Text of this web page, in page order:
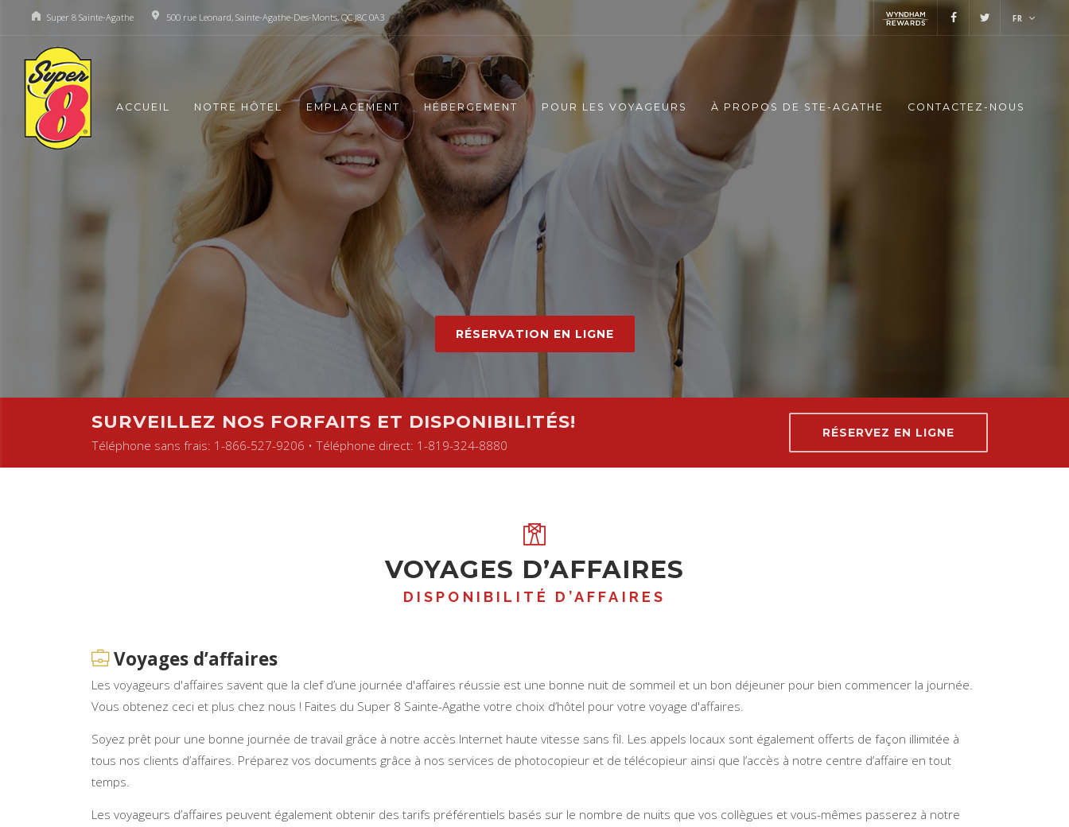
Super 8 Sainte-Agathe 500 rue Leonard, Sainte-Agathe-Des-Monts, QC J8C 0A3 FR
ACCUEIL NOTRE HÔTEL EMPLACEMENT HÉBERGEMENT POUR LES VOYAGEURS À PROPOS DE STE-AGATHE CONTACTEZ-NOUS
SU E R 8 SA N - AG E
otremaisonloindevo re
R s i:
1-866-527-9206
RÉSERVATION EN LIGNE
SURVEILLEZ NOS FORFAITS ET DISPONIBILITÉS!
Téléphone sans frais: 1-866-527-9206 • Téléphone direct: 1-819-324-8880
RÉSERVEZ EN LIGNE
VOYAGES D’AFFAIRES
DISPONIBILITÉ D’AFFAIRES
Voyages d’affaires
Les voyageurs d'affaires savent que la clef d’une journée d'affaires réussie est une bonne nuit de sommeil et un bon déjeuner pour bien commencer la journée.
Vous obtenez ceci et plus chez nous ! Faites du Super 8 Sainte-Agathe votre choix d’hôtel pour votre voyage d'affaires.
Soyez prêt pour une bonne journée de travail grâce à notre accès Internet haute vitesse sans fil. Les appels locaux sont également offerts de façon illimitée à
tous nos clients d’affaires. Préparez vos documents grâce à nos services de photocopieur et de télécopieur ainsi que l’accès à notre centre d’affaire en tout
temps.
Les voyageurs d’affaires peuvent également obtenir des tarifs préférentiels basés sur le nombre de nuits que vos collègues et vous-mêmes passerez à notre